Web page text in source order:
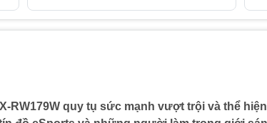
RW179W quy tụ sức mạnh vượt trội và thể